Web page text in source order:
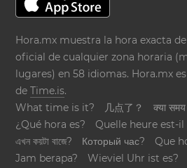
Hora.mx muestra la hora exacta
oficial de cualquier zona horaria
lugares) en 58 idiomas. Hora.mx
deTime.is.
What time is it?
几点了？
क्या
¿Qué hora es?
Quelle heure est-il
এখন কয়টা বাজে?
Который час?
Que
Jam berapa?
Wieviel Uhr ist es?